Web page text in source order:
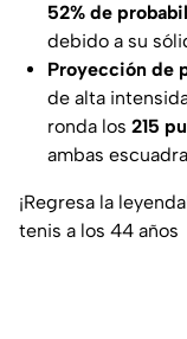
52% de
debido a su
Proyección de
de alta
ronda los 215
ambas
¡Regresa la
tenis a los 44 años